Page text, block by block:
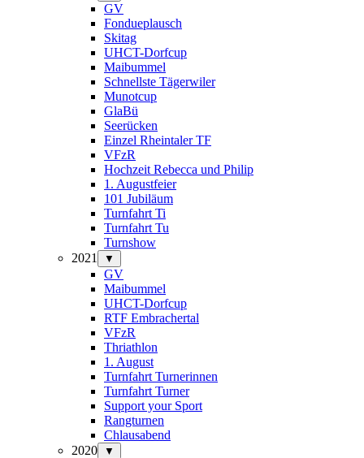
GV
Fondueplausch
Skitag
UHCT-Dorfcup
Maibummel
Schnellste Tägerwiler
Munotcup
GlaBü
Seerücken
Einzel Rheintaler TF
VFzR
Hochzeit Rebecca und Philip
1. Augustfeier
101 Jubiläum
Turnfahrt Ti
Turnfahrt Tu
Turnshow
2021
▼
GV
Maibummel
UHCT-Dorfcup
RTF Embrachertal
VFzR
Thriathlon
1. August
Turnfahrt Turnerinnen
Turnfahrt Turner
Support your Sport
Rangturnen
Chlausabend
2020
▼